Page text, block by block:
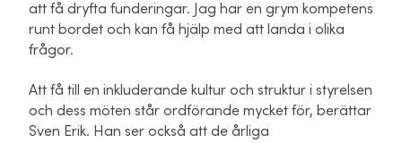
att få dryfta funderingar. Jag har en grym kompetens
runt bordet och kan få hjälp med att landa i olika
frågor.
Att få till en inkluderande kultur och struktur i styrelsen
och dess möten står ordförande mycket för, berättar
Sven Erik. Han ser också att de årliga